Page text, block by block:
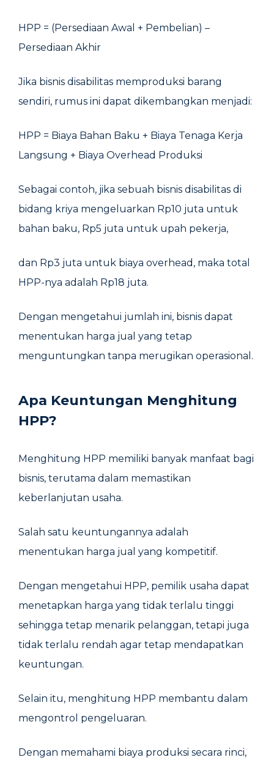
HPP = (Persediaan Awal + Pembelian) –
Persediaan Akhir
Jika bisnis disabilitas memproduksi barang
sendiri, rumus ini dapat dikembangkan menjadi:
HPP = Biaya Bahan Baku + Biaya Tenaga Kerja
Langsung + Biaya Overhead Produksi
Sebagai contoh, jika sebuah bisnis disabilitas di
bidang kriya mengeluarkan Rp10 juta untuk
bahan baku, Rp5 juta untuk upah pekerja,
dan Rp3 juta untuk biaya overhead, maka total
HPP-nya adalah Rp18 juta.
Dengan mengetahui jumlah ini, bisnis dapat
menentukan harga jual yang tetap
menguntungkan tanpa merugikan operasional.
Apa Keuntungan Menghitung
HPP?
Menghitung HPP memiliki banyak manfaat bagi
bisnis, terutama dalam memastikan
keberlanjutan usaha.
Salah satu keuntungannya adalah
menentukan harga jual yang kompetitif.
Dengan mengetahui HPP, pemilik usaha dapat
menetapkan harga yang tidak terlalu tinggi
sehingga tetap menarik pelanggan, tetapi juga
tidak terlalu rendah agar tetap mendapatkan
keuntungan.
Selain itu, menghitung HPP membantu dalam
mengontrol pengeluaran.
Dengan memahami biaya produksi secara rinci,